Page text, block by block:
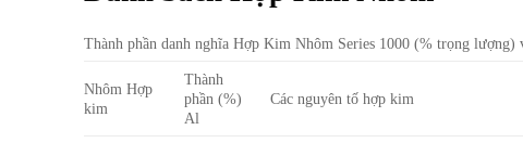
Thành phần danh nghĩa Hợp Kim Nhôm Series 1000 (% trọng lượng)
Nhôm Hợp
kim
Thành
phần (%)
Al
Các nguyên tố hợp kim